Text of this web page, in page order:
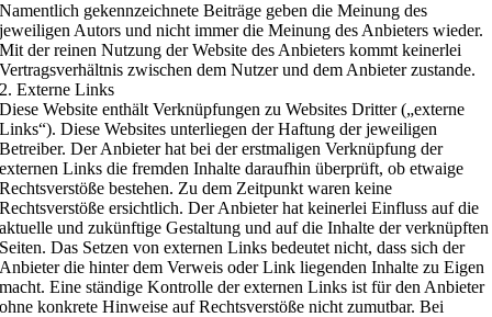
Namentlich gekennzeichnete Beiträge geben die Meinung des
jeweiligen Autors und nicht immer die Meinung des Anbieters wieder.
Mit der reinen Nutzung der Website des Anbieters kommt keinerlei
Vertragsverhältnis zwischen dem Nutzer und dem Anbieter zustande.
2. Externe Links
Diese Website enthält Verknüpfungen zu Websites Dritter („externe
Links“). Diese Websites unterliegen der Haftung der jeweiligen
Betreiber. Der Anbieter hat bei der erstmaligen Verknüpfung der
externen Links die fremden Inhalte daraufhin überprüft, ob etwaige
Rechtsverstöße bestehen. Zu dem Zeitpunkt waren keine
Rechtsverstöße ersichtlich. Der Anbieter hat keinerlei Einfluss auf die
aktuelle und zukünftige Gestaltung und auf die Inhalte der verknüpften
Seiten. Das Setzen von externen Links bedeutet nicht, dass sich der
Anbieter die hinter dem Verweis oder Link liegenden Inhalte zu Eigen
macht. Eine ständige Kontrolle der externen Links ist für den Anbieter
ohne konkrete Hinweise auf Rechtsverstöße nicht zumutbar. Bei